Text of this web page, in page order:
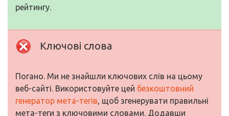
рейтингу.
Ключові слова
Погано. Ми не знайшли ключових слів на цьому
веб-сайті. Використовуйте цей безкоштовний
генератор мета-тегів, щоб згенерувати правильні
мета-теги з ключовими словами. Додавши